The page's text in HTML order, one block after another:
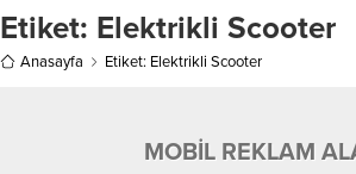
Etiket: Elektrikli Scooter
Anasayfa Etiket: Elektrikli Scooter
MOBİL REKLAM